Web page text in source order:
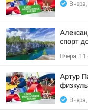
спорт
Вчера,
Артур